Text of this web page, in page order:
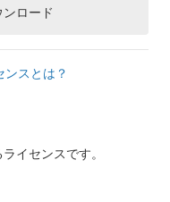
ンロード
ンスとは？
イセンスです。